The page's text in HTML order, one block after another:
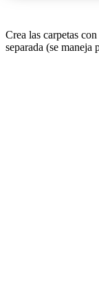
Crea las carpetas
separada (se maneja